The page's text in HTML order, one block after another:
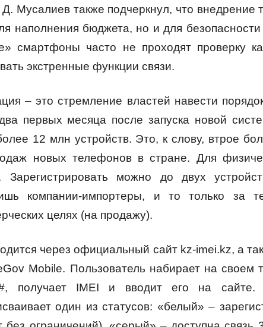
Мусалиев также подчеркнул, что внедрение
наполнения бюджета, но и для безопасности
смартфоны часто не проходят проверку
экстренные функции связи.
– это стремление властей навести
первых месяца после запуска новой
12 млн устройств. Это, к слову, втрое
новых телефонов в стране. Для
Зарегистрировать можно до двух
компании-импортеры, и то только за
целях (на продажу).
через официальный сайт kz-imei.kz, а
Mobile. Пользователь набирает на своем
получает IMEI и вводит его на сайте.
один из статусов: «белый» –